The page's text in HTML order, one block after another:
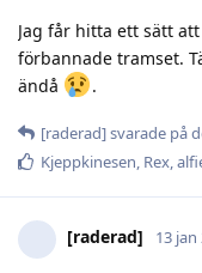
Jag får hitta ett sätt
förbannade tramset.
ändå
.
[raderad]svarade på
Kjeppkinesen Rex
[raderad] 13 jan